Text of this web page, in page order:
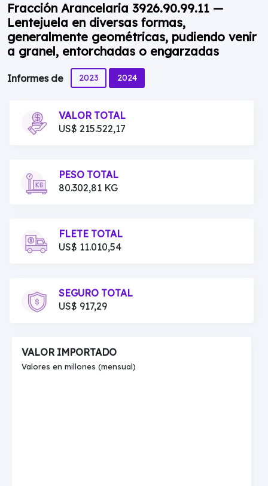
Fracción Arancelaria 3926.90.99.11 —
Lentejuela en diversas formas,
generalmente geométricas, pudiendo venir
a granel, entorchadas o engarzadas
Informes de 2023 2024
VALOR TOTAL
US$ 215.522,17
PESO TOTAL
80.302,81 KG
FLETE TOTAL
US$ 11.010,54
SEGURO TOTAL
US$ 917,29
VALOR IMPORTADO
Valores en millones (mensual)